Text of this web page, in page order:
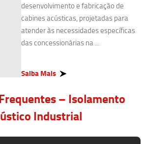
desenvolvimento e fabricação de
cabines acústicas, projetadas para
atender às necessidades específicas
das concessionárias na ...
Saiba Mais
– Isolamento
Industrial